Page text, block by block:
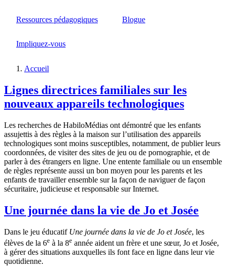
Ressources pédagogiques Blogue
Impliquez-vous
d'Ariane
Accueil
Lignes directrices familiales sur les
nouveaux appareils technologiques
Les recherches de HabiloMédias ont démontré que les enfants
assujettis à des règles à la maison sur l’utilisation des appareils
technologiques sont moins susceptibles, notamment, de publier leurs
coordonnées, de visiter des sites de jeu ou de pornographie, et de
parler à des étrangers en ligne. Une entente familiale ou un ensemble
de règles représente aussi un bon moyen pour les parents et les
enfants de travailler ensemble sur la façon de naviguer de façon
sécuritaire, judicieuse et responsable sur Internet.
Une journée dans la vie de Jo et Josée
Dans le jeu éducatif Une journée dans la vie de Jo et Josée, les
élèves de la 6e à la 8e année aident un frère et une sœur, Jo et Josée,
à gérer des situations auxquelles ils font face en ligne dans leur vie
quotidienne.